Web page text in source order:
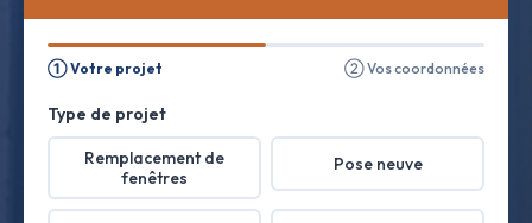
① Votre projet ② Vos coordonnées
Type de projet
Remplacement de
fenêtres
Pose neuve